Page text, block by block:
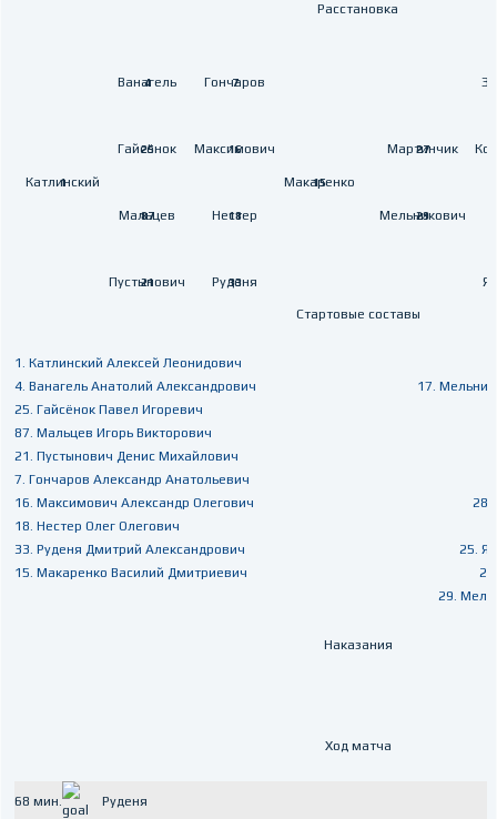
Расстановка
1
Катлинский
4
Ванагель
25
Гайсёнок
87
Мальцев
21
Пустынович
7
Гончаров
16
Максимович
18
Нестер
33
Руденя
15
Макаренко
27
Мартинчик
29
Мельникович
Стартовые составы
1. Катлинский Алексей Леонидович
4. Ванагель Анатолий Александрович
25. Гайсёнок Павел Игоревич
87. Мальцев Игорь Викторович
21. Пустынович Денис Михайлович
7. Гончаров Александр Анатольевич
16. Максимович Александр Олегович
18. Нестер Олег Олегович
33. Руденя Дмитрий Александрович
15. Макаренко Василий Дмитриевич
17.
28.
25.
29.
Наказания
Ход матча
68 мин. Руденя